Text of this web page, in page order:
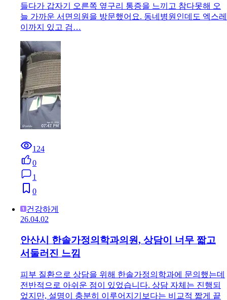
들다가 갑자기 오른쪽 옆구리 통증을 느끼고 참다못해 오
늘 가까운 서면의원을 방문했어요. 동네병원인데도 엑스레
이까지 있고 검…
124
0
1
0
건강하게
26.04.02
안산시 한솔가정의학과의원, 상담이 너무 짧고
서둘러진 느낌
피부 질환으로 상담을 위해 한솔가정의학과에 문의했는데
전반적으로 아쉬운 점이 있었습니다. 상담 자체는 진행되
었지만, 설명이 충분히 이루어지기보다는 비교적 짧게 끝